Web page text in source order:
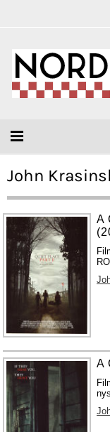
John
A
A